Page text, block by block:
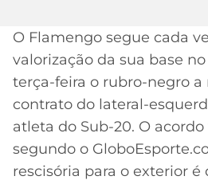
PROMOCIONAL
BETBOOM
CÓDIGO
DE
INDICAÇÃO
BET365
PALMEIRAS
CORINTHIANS
SÃO
PAULO
BRASILEIRÃO
SÉRIE
A
LIBERTADORES
COPA
DO
MÍDIA
ESPORTIVA
MERCADO
DA
BOLA
PALPITES
O Flamengo segue cada
valorização da sua base
terça-feira o rubro-negro a
contrato do lateral-
atleta do Sub-20. O
segundo o
rescisória para o exterior é